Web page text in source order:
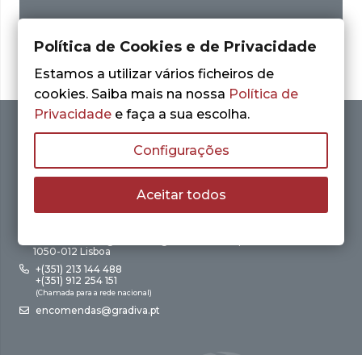
1050-012 Lisboa
+(351) 213 144 488
+(351) 912 254 151
(Chamada para a rede nacional)
encomendas@gradiva.pt
Política de Cookies e de Privacidade
Estamos a utilizar vários ficheiros de
cookies. Saiba mais na nossa Política de
Privacidade e faça a sua escolha.
Configurações
Aceitar todos